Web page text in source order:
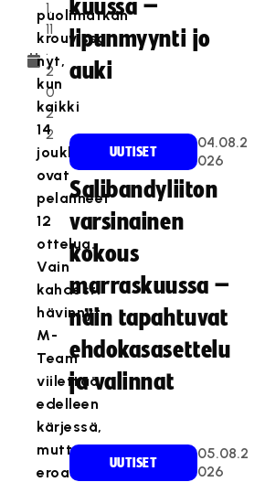
1.
11
.
2
0
2
2
puolimatkan
krouvissa
nyt,
kun
kaikki
14
joukkuetta
ovat
pelanneet
12
ottelua.
Vain
kahdesti
hävinnyt
M-
Team
viilettää
edelleen
kärjessä,
mutta
eroa
kuussa –
lipunmyynti jo
auki
UUTISET
04.08.2
026
Salibandyliiton
varsinainen
kokous
marraskuussa –
näin tapahtuvat
ehdokasasettelu
ja valinnat
UUTISET
05.08.2
026